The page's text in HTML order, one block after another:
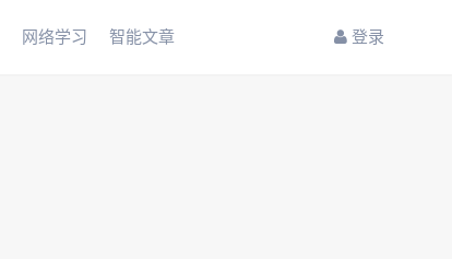
网络学习 智能文章 登录